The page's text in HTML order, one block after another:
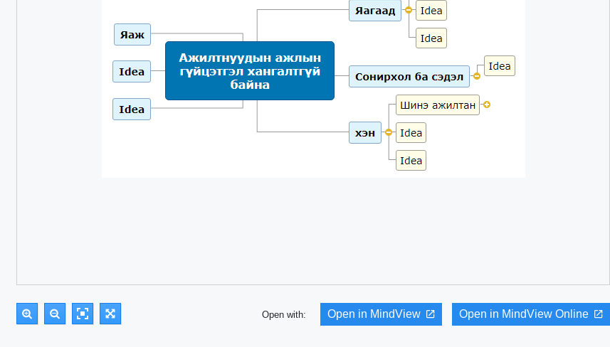
Open with: Open in MindView Open in MindView Online